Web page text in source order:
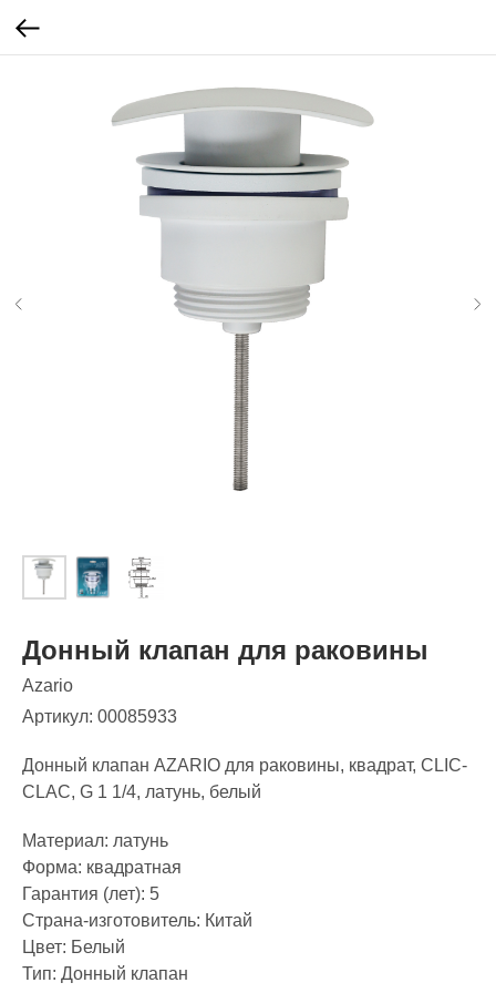
Донный клапан для раковины
Azario
Артикул: 00085933
Донный клапан AZARIO для раковины, квадрат, CLIC-
CLAC, G 1 1/4, латунь, белый
Материал: латунь
Форма: квадратная
Гарантия (лет): 5
Страна-изготовитель: Китай
Цвет: Белый
Тип: Донный клапан